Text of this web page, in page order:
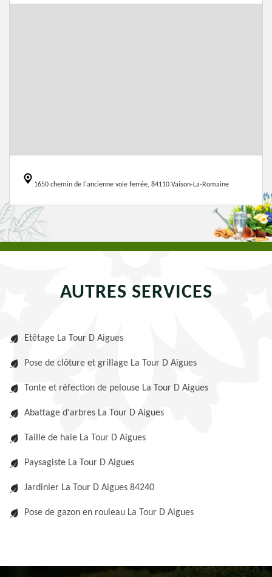
1650 chemin de l'ancienne voie ferrée, 84110 Vaison-La-Romaine
AUTRES SERVICES
Etêtage La Tour D Aigues
Pose de clôture et grillage La Tour D Aigues
Tonte et réfection de pelouse La Tour D Aigues
Abattage d'arbres La Tour D Aigues
Taille de haie La Tour D Aigues
Paysagiste La Tour D Aigues
Jardinier La Tour D Aigues 84240
Pose de gazon en rouleau La Tour D Aigues